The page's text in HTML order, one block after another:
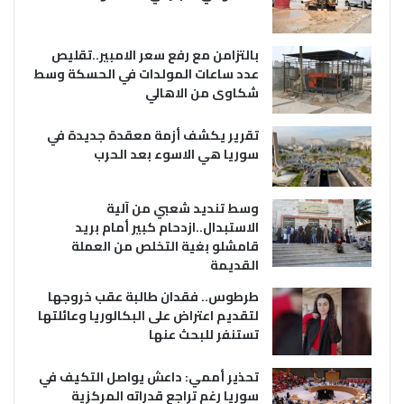
بالتزامن مع رفع سعر الامبير..تقليص
عدد ساعات المولدات في الحسكة وسط
شكاوى من الاهالي
تقرير يكشف أزمة معقدة جديدة في
سوريا هي الاسوء بعد الحرب
وسط تنديد شعبي من آلية
الاستبدال..ازدحام كبير أمام بريد
قامشلو بغية التخلص من العملة
القديمة
طرطوس.. فقدان طالبة عقب خروجها
لتقديم اعتراض على البكالوريا وعائلتها
تستنفر للبحث عنها
تحذير أممي: داعش يواصل التكيف في
سوريا رغم تراجع قدراته المركزية